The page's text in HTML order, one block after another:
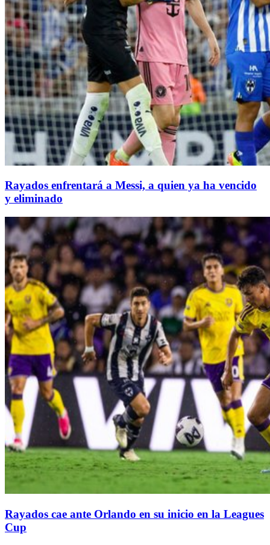
Rayados enfrentará a Messi, a quien ya ha vencido
y eliminado
Rayados cae ante Orlando en su inicio en la Leagues
Cup